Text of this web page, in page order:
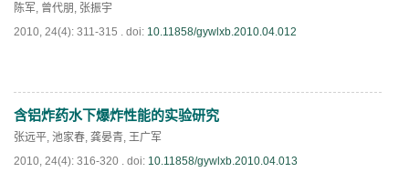
陈军, 曾代朋 , 张振宇
2010, 24(4): 311-315 . doi: 10.11858/gywlxb.2010.04.012
PDF(849)
含铝炸药水下爆炸性能的实验研究
张远平, 池家春, 龚晏青, 王广军
2010, 24(4): 316-320 . doi: 10.11858/gywlxb.2010.04.013